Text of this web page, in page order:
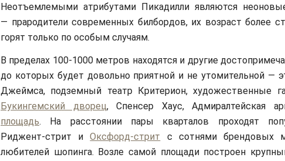
Неотъемлемыми атрибутами Пикадилли являются
— прародители современных билбордов, их возраст более
горят только по особым случаям.
В пределах 100-1000 метров находятся и другие
до которых будет довольно приятной и не утомительной —
Джеймса, подземный театр Критерион, художественные
Букингемский дворец, Спенсер Хаус, Адмиралтейская
площадь. На расстоянии пары кварталов проходят
Риджент-стрит иОксфорд-стрит с сотнями брендовых
любителей шопинга. Возле самой площади построен